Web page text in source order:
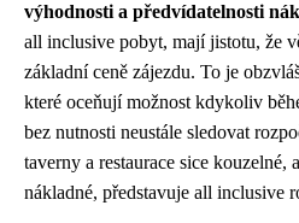
výhodnosti a předvídatelnosti
all inclusive pobyt, mají jistotu, že
základní ceně zájezdu. To je
které oceňují možnost kdykoliv
bez nutnosti neustále sledovat
taverny a restaurace sice kouzelné,
nákladné, představuje all inclusive